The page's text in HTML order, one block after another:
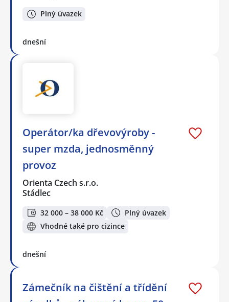
Plný úvazek
dnešní
Operátor/ka dřevovýroby -
super mzda, jednosměnný
provoz
Orienta Czech s.r.o.
Stádlec
32 000 – 38 000 Kč
Plný úvazek
Vhodné také pro cizince
dnešní
Zámečník na čištění a třídění